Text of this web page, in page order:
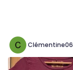
Clémentine06